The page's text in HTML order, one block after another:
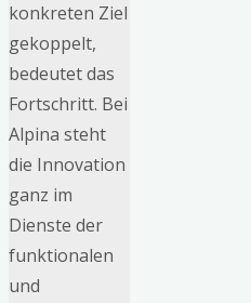
konkreten Ziel
gekoppelt,
bedeutet das
Fortschritt. Bei
Alpina steht
die Innovation
ganz im
Dienste der
funktionalen
und